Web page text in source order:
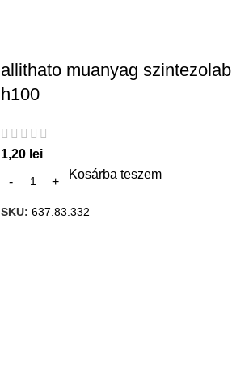
allithato muanyag szintezolab
h100
1,20 lei
Kosárba teszem
SKU: 637.83.332